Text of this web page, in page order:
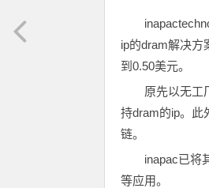
ip的dram解决方
到0.50美元。
原先以无工
持dram的ip。此
链。
inapac已将
等应用。